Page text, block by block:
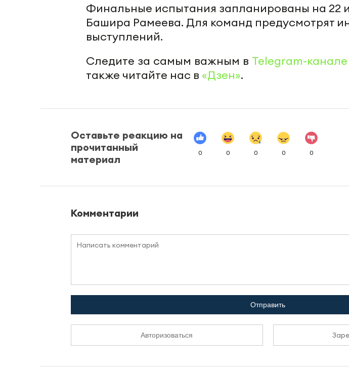
Финальные испытания запланированы на 22
Башира Рамеева. Для команд предусмотрят
выступлений.
Следите за самым важным в Telegram-канале
также читайте нас в «Дзен».
Оставьте реакцию на
прочитанный
материал
0 0 0 0 0
Комментарии
Отправить
Авторизоваться